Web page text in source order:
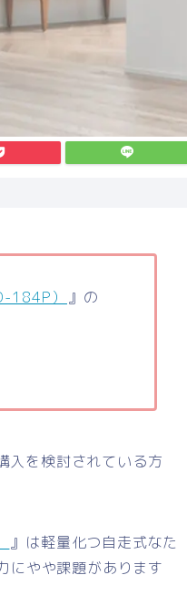
184P） 』の
入を検討されている方
』は軽量化つ自走式なた
にやや課題があります